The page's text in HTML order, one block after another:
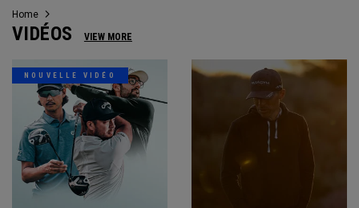
Home
VIDÉOS VIEW MORE
NOUVELLE VIDÉO